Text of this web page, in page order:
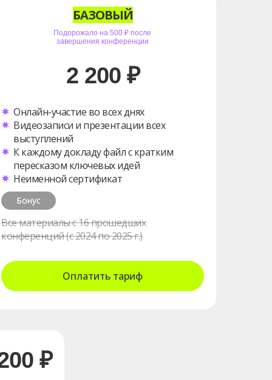
₽
Бонус
Все материалы с 16 прошедших
конференций (с 2024 по 2025 г.)
Онлайн-участие во всех днях
Видеозаписи и презентации всех
выступлений
К каждому докладу файл с кратким
пересказом ключевых идей
Неименной сертификат
Подорожало на 500 ₽ после
завершения конференции
2 200 ₽
БАЗОВЫЙ
Оплатить тариф